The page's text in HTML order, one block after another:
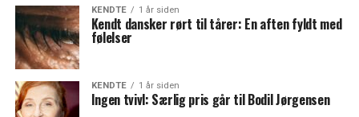
KENDTE 1 år siden
Kendt dansker rørt til tårer: En aften fyldt med
følelser
KENDTE 1 år siden
Ingen tvivl: Særlig pris går til Bodil Jørgensen